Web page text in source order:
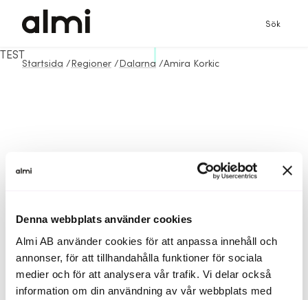
Denna webbplats använder cookies
Almi AB använder cookies för att anpassa innehåll och
annonser, för att tillhandahålla funktioner för sociala
medier och för att analysera vår trafik. Vi delar också
information om din användning av vår webbplats med
Sök
Startsida / Regioner / Dalarna /Amira Korkic
TEST